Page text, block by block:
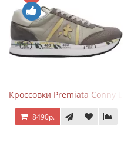
Кроссовки Premiata Conny
8490р.